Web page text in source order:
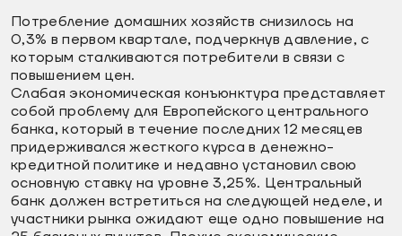
Потребление домашних хозяйств снизилось на
0,3% в первом квартале, подчеркнув давление, с
которым сталкиваются потребители в связи с
повышением цен.
Слабая экономическая конъюнктура представляет
собой проблему для Европейского центрального
банка, который в течение последних 12 месяцев
придерживался жесткого курса в денежно-
кредитной политике и недавно установил свою
основную ставку на уровне 3,25%. Центральный
банк должен встретиться на следующей неделе, и
участники рынка ожидают еще одно повышение на